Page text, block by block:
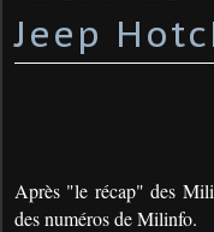
Jeep
Après "le récap" des
des numéros de Milinfo.